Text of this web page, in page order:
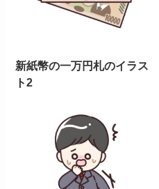
新紙幣の一万円札のイラス
ト2